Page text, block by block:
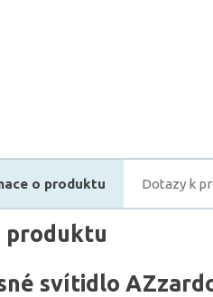
o produktu Dotazy k
produktu
svítidlo